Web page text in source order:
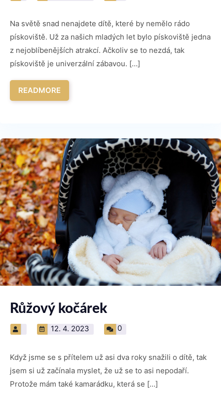
Na světě snad nenajdete dítě, které by nemělo rádo
pískoviště. Už za našich mladých let bylo pískoviště jedna
z nejoblíbenějších atrakcí. Ačkoliv se to nezdá, tak
pískoviště je univerzální zábavou. […]
READMORE
Růžový kočárek
12. 4. 2023 0
Když jsme se s přítelem už asi dva roky snažili o dítě, tak
jsem si už začínala myslet, že už se to asi nepodaří.
Protože mám také kamarádku, která se […]